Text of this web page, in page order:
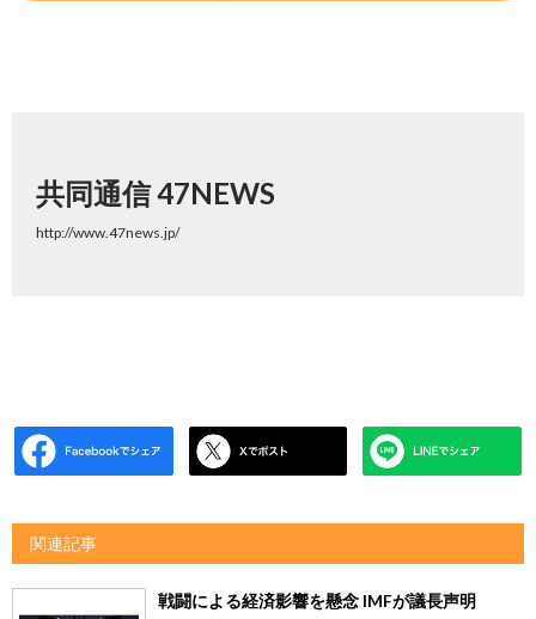
共同通信 47NEWS
http://www.47news.jp/
関連記事
戦闘による経済影響を懸念 IMFが議長声明